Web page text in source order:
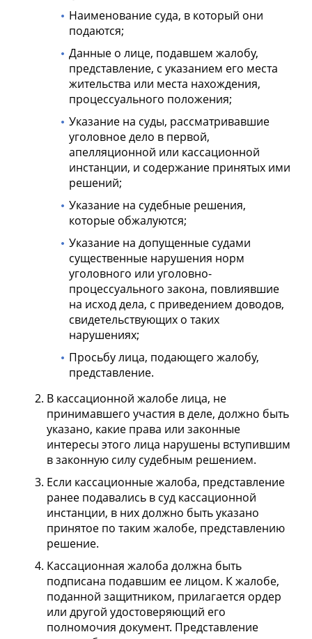
Наименование суда, в который они
подаются;
Данные о лице, подавшем жалобу,
представление, с указанием его места
жительства или места нахождения,
процессуального положения;
Указание на суды, рассматривавшие
уголовное дело в первой,
апелляционной или кассационной
инстанции, и содержание принятых ими
решений;
Указание на судебные решения,
которые обжалуются;
Указание на допущенные судами
существенные нарушения норм
уголовного или уголовно-
процессуального закона, повлиявшие
на исход дела, с приведением доводов,
свидетельствующих о таких
нарушениях;
Просьбу лица, подающего жалобу,
представление.
В кассационной жалобе лица, не
принимавшего участия в деле, должно быть
указано, какие права или законные
интересы этого лица нарушены вступившим
в законную силу судебным решением.
Если кассационные жалоба, представление
ранее подавались в суд кассационной
инстанции, в них должно быть указано
принятое по таким жалобе, представлению
решение.
Кассационная жалоба должна быть
подписана подавшим ее лицом. К жалобе,
поданной защитником, прилагается ордер
или другой удостоверяющий его
полномочия документ. Представление